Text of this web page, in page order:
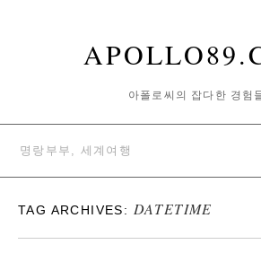
아폴로씨의 잡다한 경험
명랑부부, 세계여행
TAG ARCHIVES: DATETIME